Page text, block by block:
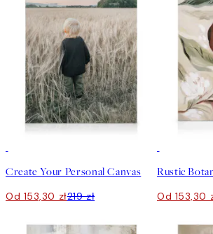
Create Your Personal Canvas
Od 153,30 zł219 zł Od 153,30